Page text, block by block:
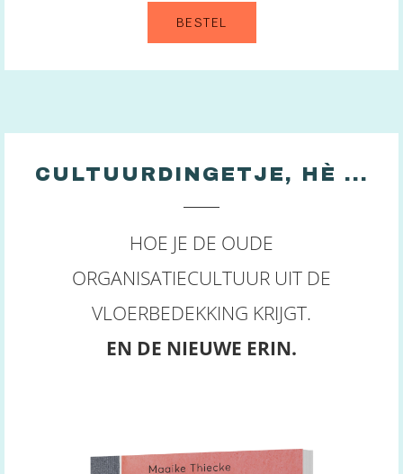
BESTEL
CULTUURDINGETJE, HÈ ...
HOE JE DE OUDE
ORGANISATIECULTUUR UIT DE
VLOERBEDEKKING KRIJGT.
EN DE NIEUWE ERIN.